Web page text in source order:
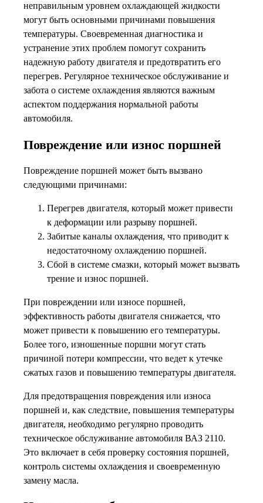
неправильным уровнем охлаждающей жидкости
могут быть основными причинами повышения
температуры. Своевременная диагностика и
устранение этих проблем помогут сохранить
надежную работу двигателя и предотвратить его
перегрев. Регулярное техническое обслуживание и
забота о системе охлаждения являются важным
аспектом поддержания нормальной работы
автомобиля.
Повреждение или износ поршней
Повреждение поршней может быть вызвано
следующими причинами:
Перегрев двигателя, который может привести
к деформации или разрыву поршней.
Забитые каналы охлаждения, что приводит к
недостаточному охлаждению поршней.
Сбой в системе смазки, который может вызвать
трение и износ поршней.
При повреждении или износе поршней,
эффективность работы двигателя снижается, что
может привести к повышению его температуры.
Более того, изношенные поршни могут стать
причиной потери компрессии, что ведет к утечке
сжатых газов и повышению температуры двигателя.
Для предотвращения повреждения или износа
поршней и, как следствие, повышения температуры
двигателя, необходимо регулярно проводить
техническое обслуживание автомобиля ВАЗ 2110.
Это включает в себя проверку состояния поршней,
контроль системы охлаждения и своевременную
замену масла.